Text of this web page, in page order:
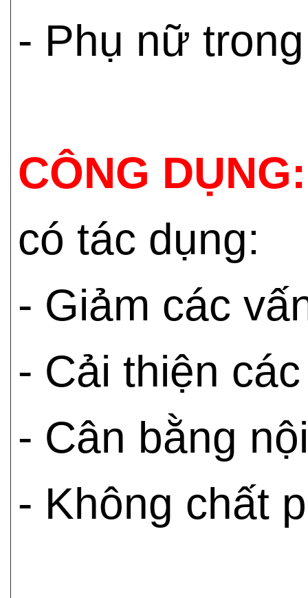
- Phụ nữ
CÔNG DỤNG:
có tác dụng:
- Giảm các
- Cải thiện
- Cân bằng
- Không chất